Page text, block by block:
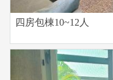
四房包棟10~12人